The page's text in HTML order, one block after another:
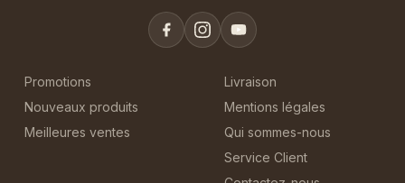
Promotions
Nouveaux produits
Meilleures ventes
Livraison
Mentions légales
Qui sommes-nous
Service Client